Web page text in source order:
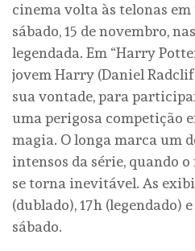
cinema volta às telonas em
sábado, 15 de novembro,
legendada. Em “Harry
jovem Harry (Daniel
sua vontade, para
uma perigosa competição
magia. O longa marca um
intensos da série, quando
se torna inevitável. As
(dublado), 17h (legendado)
sábado.